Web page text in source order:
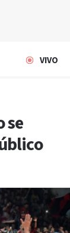
VIVO
se